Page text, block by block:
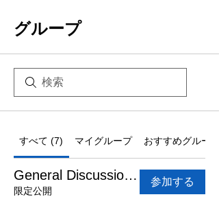
グループ
すべて (7) マイグループ おすすめグループ
General Discussion Area
限定公開
参加する